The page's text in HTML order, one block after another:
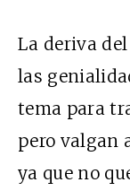
La deriva
las
tema para
pero valgan
ya que no